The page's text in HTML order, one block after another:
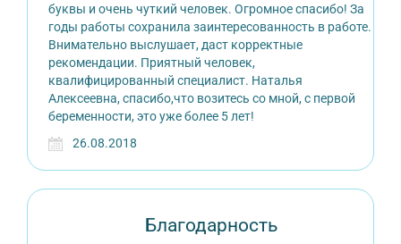
буквы и очень чуткий человек. Огромное спасибо! За
годы работы сохранила заинтересованность в работе.
Внимательно выслушает, даст корректные
рекомендации. Приятный человек,
квалифицированный специалист. Наталья
Алексеевна, спасибо,что возитесь со мной, с первой
беременности, это уже более 5 лет!
26.08.2018
Благодарность